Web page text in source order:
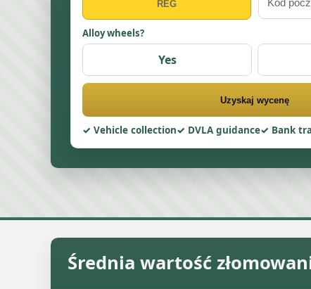
Alloy wheels?
Yes
Uzyskaj wycenę
Vehicle collection DVLA guidance Bank
Średnia wartość